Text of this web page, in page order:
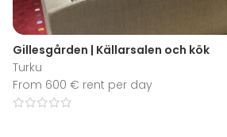
Gillesgården | Källarsalen och kök
Turku
From 600 € rent per day